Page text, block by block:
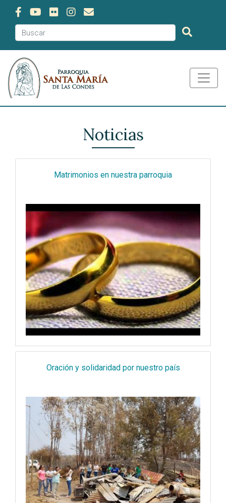
Noticias
Matrimonios en nuestra parroquia
Oración y solidaridad por nuestro país